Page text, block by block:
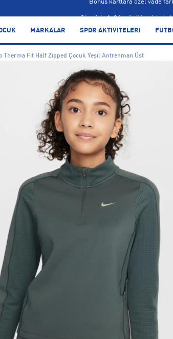
Bonus kartlara özel vade
MARKALAR SPOR AKTİVİTELERİ
Therma Fit Half Zipped Çocuk Yeşil Antrenman Üst